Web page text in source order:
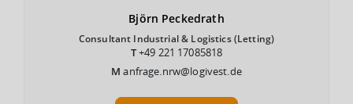
Björn Peckedrath
Consultant Industrial & Logistics (Letting)
T+49 221 17085818
Manfrage.nrw@logivest.de